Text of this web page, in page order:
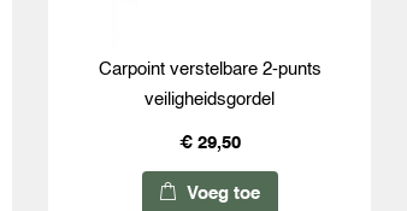
Carpoint verstelbare 2-punts
veiligheidsgordel
€ 29,50
Voeg toe